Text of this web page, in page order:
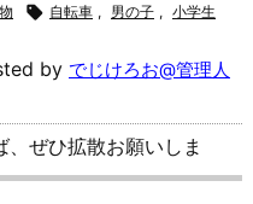
 自転車 , 男の子 , 小学生
by でじけろお@管理人
ぜひ拡散お願いしま